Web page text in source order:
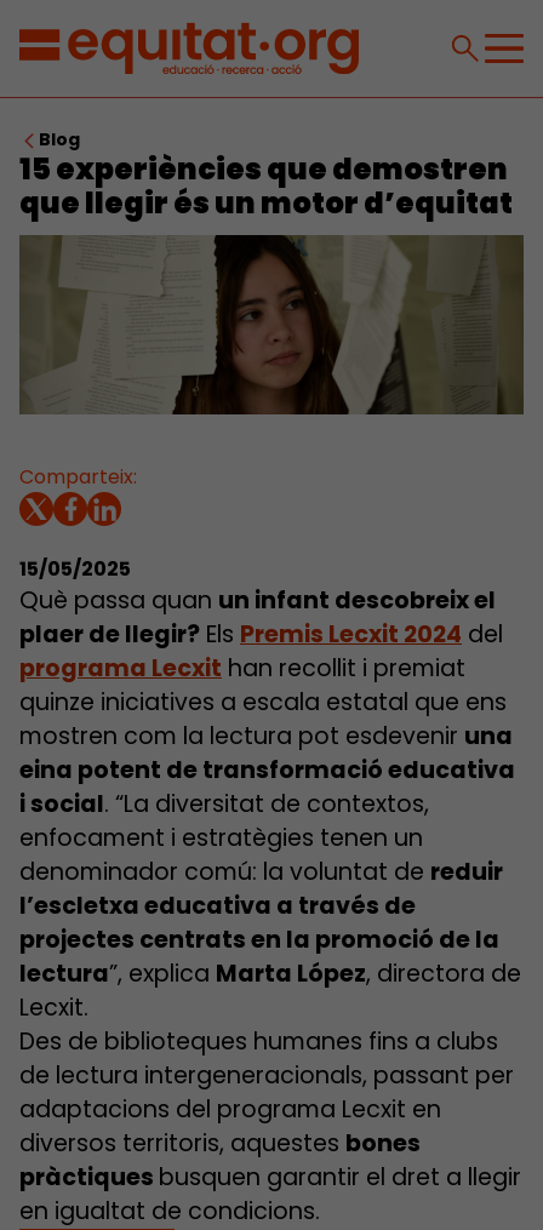
Blog
15 experiències que demostren
que llegir és un motor d’equitat
Comparteix:
15/05/2025
Què passa quan un infant descobreix el
plaer de llegir? Els Premis Lecxit 2024 del
programa Lecxit han recollit i premiat
quinze iniciatives a escala estatal que ens
mostren com la lectura pot esdevenir una
eina potent de transformació educativa
i social. “La diversitat de contextos,
enfocament i estratègies tenen un
denominador comú: la voluntat de reduir
l’escletxa educativa a través de
projectes centrats en la promoció de la
lectura”, explica Marta López, directora de
Lecxit.
Des de biblioteques humanes fins a clubs
de lectura intergeneracionals, passant per
adaptacions del programa Lecxit en
diversos territoris, aquestes bones
pràctiques busquen garantir el dret a llegir
en igualtat de condicions.